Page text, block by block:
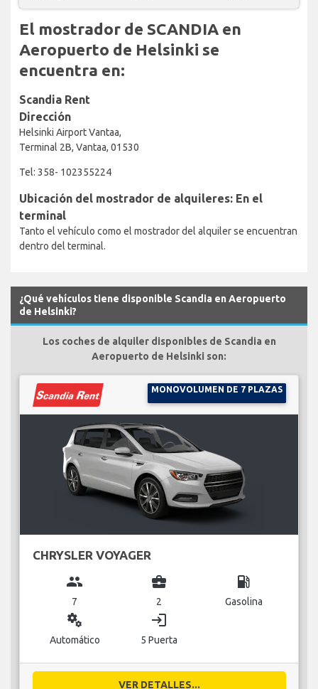
El mostrador de SCANDIA en
Aeropuerto de Helsinki se
encuentra en:
Scandia Rent
Dirección
Helsinki Airport Vantaa,
Terminal 2B, Vantaa, 01530
Tel: 358- 102355224
Ubicación del mostrador de alquileres: En el
terminal
Tanto el vehículo como el mostrador del alquiler se encuentran
dentro del terminal.
¿Qué vehículos tiene disponible Scandia en Aeropuerto
de Helsinki?
Los coches de alquiler disponibles de Scandia en
Aeropuerto de Helsinki son:
MONOVOLUMEN DE 7 PLAZAS
CHRYSLER VOYAGER
group
7
business_center
2
local_gas_station
Gasolina
miscellaneous_services
Automático
login
5 Puerta
VER DETALLES...